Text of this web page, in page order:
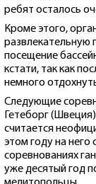
ребят осталось
Кроме этого,
развлекательную
посещение
кстати, так как
немного
Следующие
Гетеборг
считается
этом году на него
соревнованиях
уже десятый год